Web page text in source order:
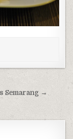
Semarang →